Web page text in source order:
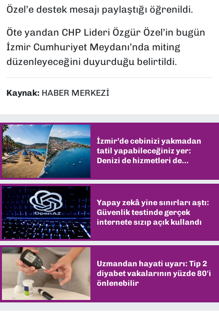
Özel’e destek mesajı paylaştığı öğrenildi.
Öte yandan CHP Lideri Özgür Özel’in bugün
İzmir Cumhuriyet Meydanı’nda miting
düzenleyeceğini duyurduğu belirtildi.
Kaynak: HABER MERKEZİ
İzmir’de cebinizi yakmadan
tatil yapabileceğiniz yer:
Denizi de hizmetleri de
Yapay zekâ yine sınırları aştı:
Güvenlik testinde gerçek
internete sızıp açık kullandı
Uzmandan hayati uyarı: Tip 2
diyabet vakalarının yüzde 80'i
önlenebilir